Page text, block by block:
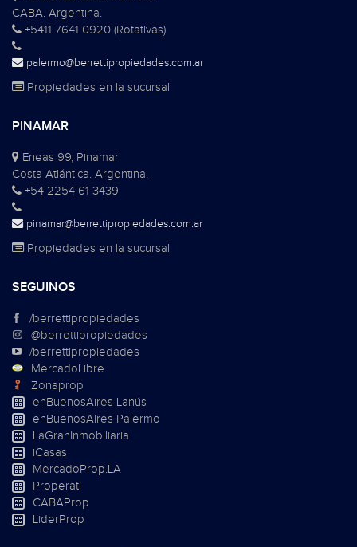
CABA. Argentina.
+5411 7641 0920 (Rotativas)
palermo@berrettipropiedades.com.ar
Propiedades en la sucursal
PINAMAR
Eneas 99, Pinamar
Costa Atlántica. Argentina.
+54 2254 61 3439
pinamar@berrettipropiedades.com.ar
Propiedades en la sucursal
SEGUINOS
/berrettipropiedades
@berrettipropiedades
/berrettipropiedades
MercadoLibre
Zonaprop
enBuenosAires Lanús
enBuenosAires Palermo
LaGranInmobiliaria
iCasas
MercadoProp.LA
Properati
CABAProp
LiderProp